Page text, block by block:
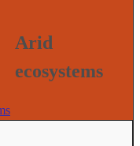
Arid
ecosystems